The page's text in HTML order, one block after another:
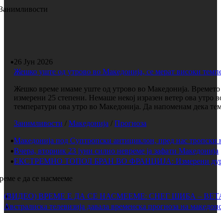
26 Јун 2026
Жешко уште од утрово во Македонија, се мерат високи
Жешко време имаме уште од утрово во Македонија. Времето
измерени 25 степени. Немаше некој изразен ветер ова
температури ова утро во Македонија. Да напоменам дека
Занимливости / Македонија / Прогноза
Македонија под Суптропски антициклон, пред нас тропски
Вчера, вторник 23 јуни силно невреме ја зафати Македонија
ЕКСТРЕМНО ТОПОЛ БРАН ВО ФРАНЦИЈА: Измерени дури
е да се насмееме
(ВИДЕО) ВРЕМЕ Е ДА СЕ НАСМЕЕМЕ: СНЕГ ШИБА –
Австралиска телевизија давала временска прогноза на